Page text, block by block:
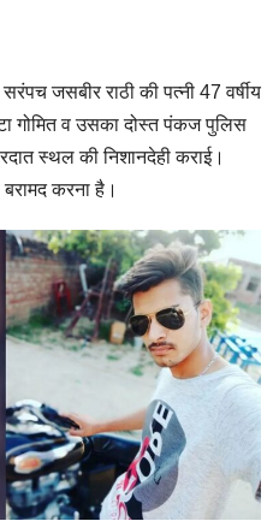
जसबीर राठी की पत्नी 47 वर्षीय
गोमित व उसका दोस्त पंकज पुलिस
स्थल की निशानदेही कराई।
करना है।